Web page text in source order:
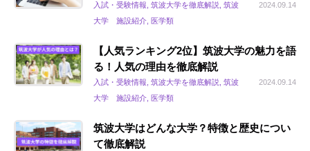
入試・受験情報, 筑波大学を徹底解説, 筑波
大学 施設紹介, 医学類
2024.09.14
【人気ランキング2位】筑波大学の魅力を語
る！人気の理由を徹底解説
入試・受験情報, 筑波大学を徹底解説, 筑波
大学 施設紹介, 医学類
2024.09.14
筑波大学はどんな大学？特徴と歴史につい
て徹底解説